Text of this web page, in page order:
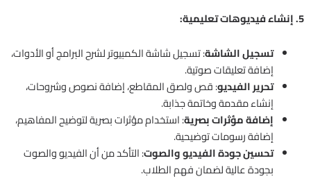
5. إنشاء فيديوهات تعليمية:
تسجيل الشاشة: تسجيل شاشة الكمبيوتر لشرح البرامج أو الأدوات،
إضافة تعليقات صوتية.
تحرير الفيديو: قص ولصق المقاطع، إضافة نصوص وشروحات،
إنشاء مقدمة وخاتمة جذابة.
إضافة مؤثرات بصرية: استخدام مؤثرات بصرية لتوضيح المفاهيم،
إضافة رسومات توضيحية.
تحسين جودة الفيديو والصوت: التأكد من أن الفيديو والصوت
بجودة عالية لضمان فهم الطلاب.